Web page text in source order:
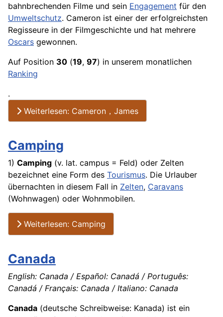
bahnbrechenden Filme und sein Engagement für den
Umweltschutz. Cameron ist einer der erfolgreichsten
Regisseure in der Filmgeschichte und hat mehrere
Oscars gewonnen.
Auf Position 30 (19, 97) in unserem monatlichen
Ranking
.
Weiterlesen: Cameron，James
Camping
1) Camping (v. lat. campus = Feld) oder Zelten
bezeichnet eine Form des Tourismus. Die Urlauber
übernachten in diesem Fall in Zelten, Caravans
(Wohnwagen) oder Wohnmobilen.
Weiterlesen: Camping
Canada
English: Canada / Español: Canadá / Português:
Canadá / Français: Canada / Italiano: Canada
Canada (deutsche Schreibweise: Kanada) ist ein